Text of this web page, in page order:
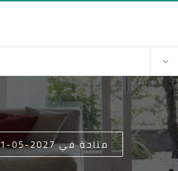
متاحة في 2027-05-31